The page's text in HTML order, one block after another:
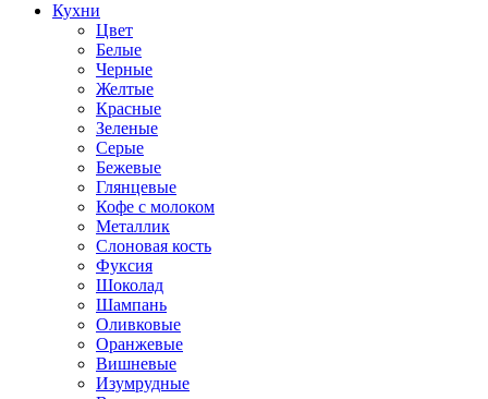
Кухни
Цвет
Белые
Черные
Желтые
Красные
Зеленые
Серые
Бежевые
Глянцевые
Кофе с молоком
Металлик
Слоновая кость
Фуксия
Шоколад
Шампань
Оливковые
Оранжевые
Вишневые
Изумрудные